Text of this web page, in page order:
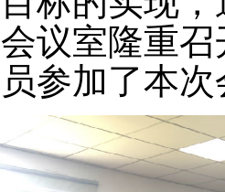
议室隆重
参加了本次